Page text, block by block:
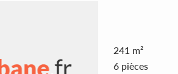
241 m²
6 pièces